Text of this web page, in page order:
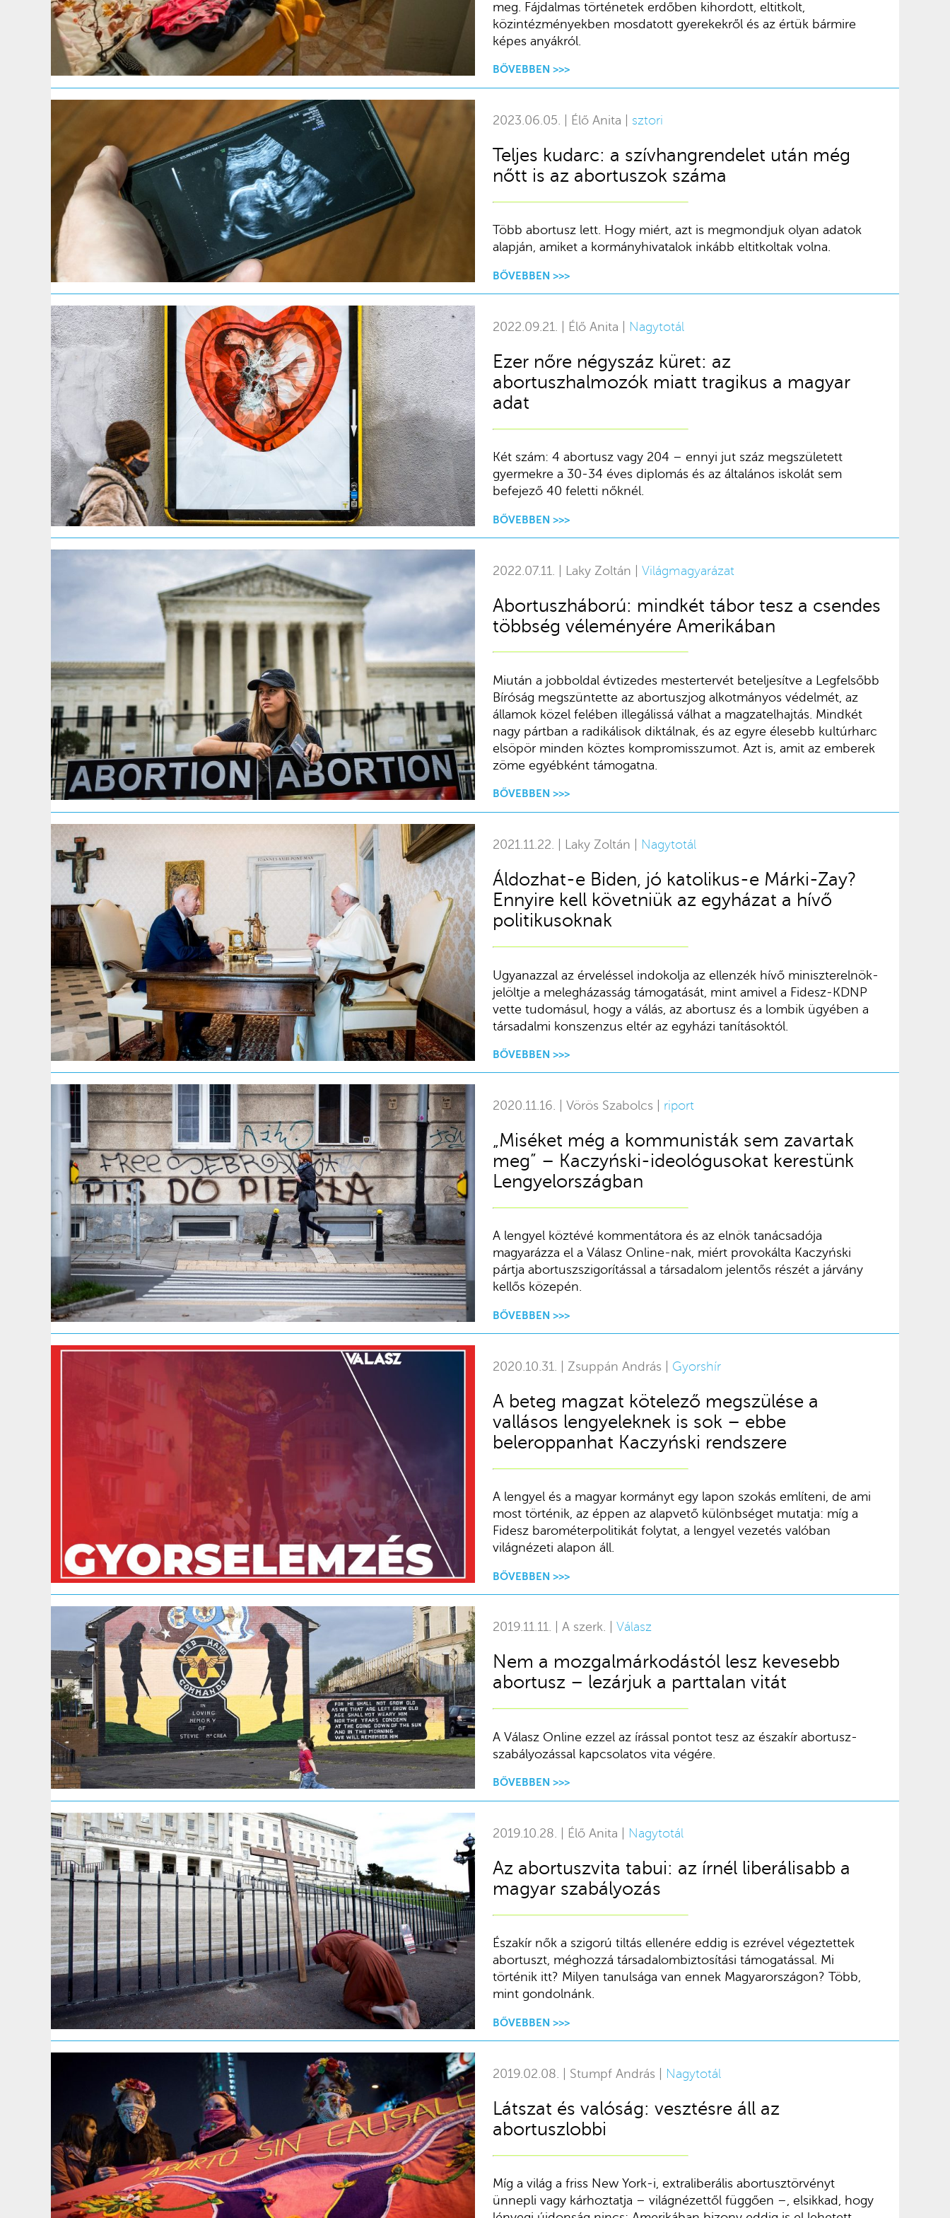
meg. Fájdalmas történetek erdőben kihordott, eltitkolt,
közintézményekben mosdatott gyerekekről és az értük bármire
képes anyákról.
BŐVEBBEN >>>
2023.06.05. | Élő Anita | sztori
Teljes kudarc: a szívhangrendelet után még
nőtt is az abortuszok száma
Több abortusz lett. Hogy miért, azt is megmondjuk olyan adatok
alapján, amiket a kormányhivatalok inkább eltitkoltak volna.
BŐVEBBEN >>>
2022.09.21. | Élő Anita | Nagytotál
Ezer nőre négyszáz küret: az
abortuszhalmozók miatt tragikus a magyar
adat
Két szám: 4 abortusz vagy 204 – ennyi jut száz megszületett
gyermekre a 30-34 éves diplomás és az általános iskolát sem
befejező 40 feletti nőknél.
BŐVEBBEN >>>
2022.07.11. | Laky Zoltán | Világmagyarázat
Abortuszháború: mindkét tábor tesz a csendes
többség véleményére Amerikában
Miután a jobboldal évtizedes mestertervét beteljesítve a Legfelsőbb
Bíróság megszüntette az abortuszjog alkotmányos védelmét, az
államok közel felében illegálissá válhat a magzatelhajtás. Mindkét
nagy pártban a radikálisok diktálnak, és az egyre élesebb kultúrharc
elsöpör minden köztes kompromisszumot. Azt is, amit az emberek
zöme egyébként támogatna.
BŐVEBBEN >>>
2021.11.22. | Laky Zoltán | Nagytotál
Áldozhat-e Biden, jó katolikus-e Márki-Zay?
Ennyire kell követniük az egyházat a hívő
politikusoknak
Ugyanazzal az érveléssel indokolja az ellenzék hívő miniszterelnök-
jelöltje a melegházasság támogatását, mint amivel a Fidesz-KDNP
vette tudomásul, hogy a válás, az abortusz és a lombik ügyében a
társadalmi konszenzus eltér az egyházi tanításoktól.
BŐVEBBEN >>>
2020.11.16. | Vörös Szabolcs | riport
„Miséket még a kommunisták sem zavartak
meg” – Kaczyński-ideológusokat kerestünk
Lengyelországban
A lengyel köztévé kommentátora és az elnök tanácsadója
magyarázza el a Válasz Online-nak, miért provokálta Kaczyński
pártja abortuszszigorítással a társadalom jelentős részét a járvány
kellős közepén.
BŐVEBBEN >>>
2020.10.31. | Zsuppán András | Gyorshír
A beteg magzat kötelező megszülése a
vallásos lengyeleknek is sok – ebbe
beleroppanhat Kaczyński rendszere
A lengyel és a magyar kormányt egy lapon szokás említeni, de ami
most történik, az éppen az alapvető különbséget mutatja: míg a
Fidesz barométerpolitikát folytat, a lengyel vezetés valóban
világnézeti alapon áll.
BŐVEBBEN >>>
2019.11.11. | A szerk. | Válasz
Nem a mozgalmárkodástól lesz kevesebb
abortusz – lezárjuk a parttalan vitát
A Válasz Online ezzel az írással pontot tesz az északír abortusz-
szabályozással kapcsolatos vita végére.
BŐVEBBEN >>>
2019.10.28. | Élő Anita | Nagytotál
Az abortuszvita tabui: az írnél liberálisabb a
magyar szabályozás
Északír nők a szigorú tiltás ellenére eddig is ezrével végeztettek
abortuszt, méghozzá társadalombiztosítási támogatással. Mi
történik itt? Milyen tanulsága van ennek Magyarországon? Több,
mint gondolnánk.
BŐVEBBEN >>>
2019.02.08. | Stumpf András | Nagytotál
Látszat és valóság: vesztésre áll az
abortuszlobbi
Míg a világ a friss New York-i, extraliberális abortusztörvényt
ünnepli vagy kárhoztatja – világnézettől függően –, elsikkad, hogy